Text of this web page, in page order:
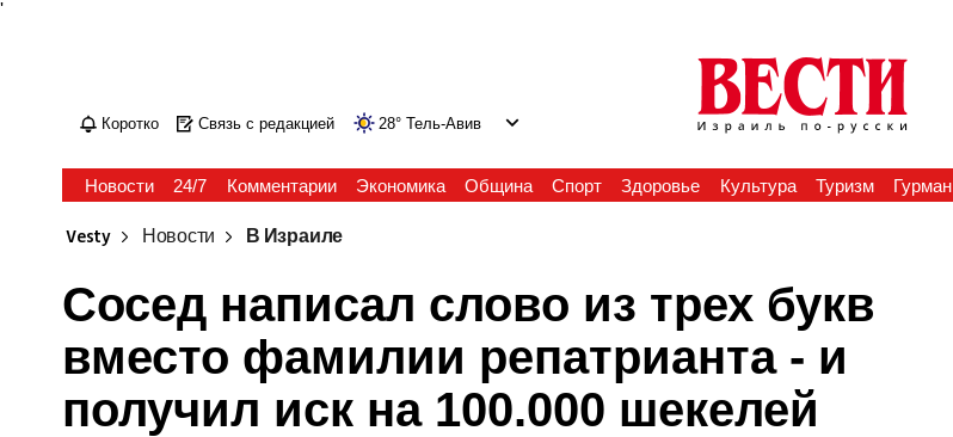
'
Коротко Связь с редакцией 28° Тель-Авив
Новости 24/7 Комментарии Экономика Община Спорт Здоровье Культура Туризм Гурман
Vesty Новости В Израиле
Сосед написал слово из трех букв
вместо фамилии репатрианта - и
получил иск на 100.000 шекелей